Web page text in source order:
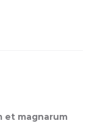
et magnarum